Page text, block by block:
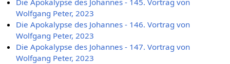
Die Apokalypse des Johannes - 145. Vortrag von
Wolfgang Peter, 2023
Die Apokalypse des Johannes - 146. Vortrag von
Wolfgang Peter, 2023
Die Apokalypse des Johannes - 147. Vortrag von
Wolfgang Peter, 2023